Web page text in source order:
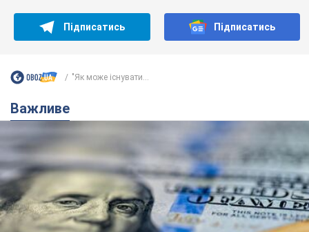
Банки "готуються" до нового курсу долара:
українцям розповіли, чого очікувати
найближчими днями
Яким буде курс валюти в обмінниках
10 годин тому 149,4 т.